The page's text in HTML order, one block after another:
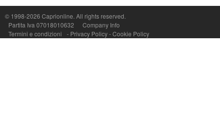
© 1998-2026 Caprionline. All rights reserved.
Partita Iva 07018010632
Company Info
Termini e condizioni
- Privacy Policy-Cookie Policy
Capri On Line Srl, Via Le Botteghe 10a - 80073 CAPRI (NA) Italy
P.Iva, C.F. e n.Reg.Imprese Napoli: 07018010632 - Rea n.557643